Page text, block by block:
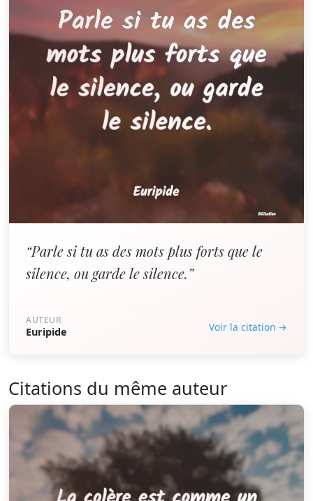
“Parle si tu as des mots plus forts que le
silence, ou garde le silence.”
AUTEUR
Euripide Voir la citation →
Citations du même auteur